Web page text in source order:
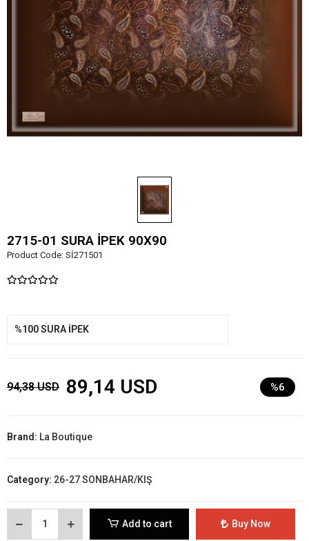
2715-01 SURA İPEK 90X90
Product Code: Sİ271501
%100 SURA İPEK
94,38 USD 89,14 USD %6
Brand: La Boutique
Category: 26-27 SONBAHAR/KIŞ
Add to cart Buy Now